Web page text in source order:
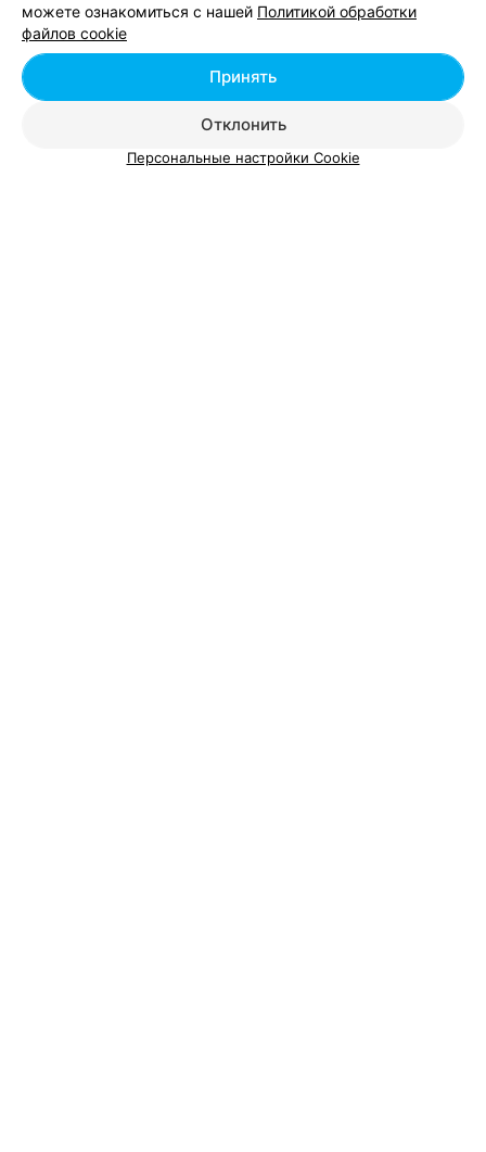
1 2 3 4
Вам будет интересно
можете ознакомиться с нашей Политикой обработки
файлов cookie
Отклонить
Принять
Персональные настройки Cookie